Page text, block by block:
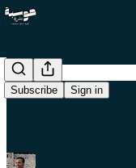
Subscribe Sign in